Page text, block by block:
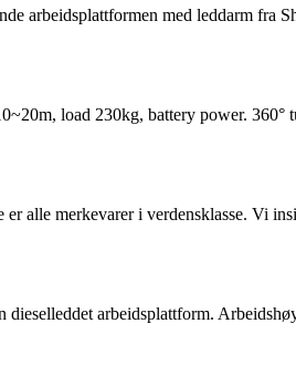
arbeidsplattformen med leddarm fra
load 230kg, battery power.
alle merkevarer i verdensklasse. Vi
dieselleddet arbeidsplattform.